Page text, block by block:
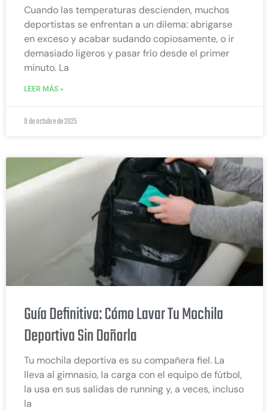
Cuando las temperaturas descienden, muchos
deportistas se enfrentan a un dilema: abrigarse
en exceso y acabar sudando copiosamente, o ir
demasiado ligeros y pasar frío desde el primer
minuto. La
LEER MÁS »
9 de octubre de 2025
Guía Definitiva: Cómo Lavar Tu Mochila
Deportiva Sin Dañarla
Tu mochila deportiva es su compañera fiel. La
lleva al gimnasio, la carga con el equipo de fútbol,
la usa en sus salidas de running y, a veces, incluso
la